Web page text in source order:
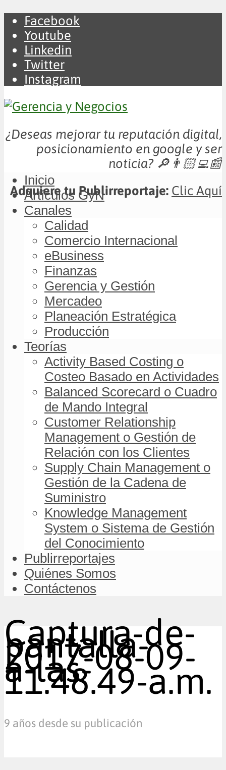
Facebook
Youtube
Linkedin
Twitter
Instagram
¿Deseas mejorar tu reputación digital,
posicionamiento en google y ser
noticia? 🔎👨🏻‍💻📰
Adquiere tu Publirreportaje: Clic Aquí
Inicio
Artículos GyN
Canales
Calidad
Comercio Internacional
eBusiness
Finanzas
Gerencia y Gestión
Mercadeo
Planeación Estratégica
Producción
Teorías
Activity Based Costing o
Costeo Basado en Actividades
Balanced Scorecard o Cuadro
de Mando Integral
Customer Relationship
Management o Gestión de
Relación con los Clientes
Supply Chain Management o
Gestión de la Cadena de
Suministro
Knowledge Management
System o Sistema de Gestión
del Conocimiento
Publirreportajes
Quiénes Somos
Contáctenos
Captura-de-
pantalla-
2017-08-09-
a-las-
11.48.49-a.m.
9 años desde su publicación